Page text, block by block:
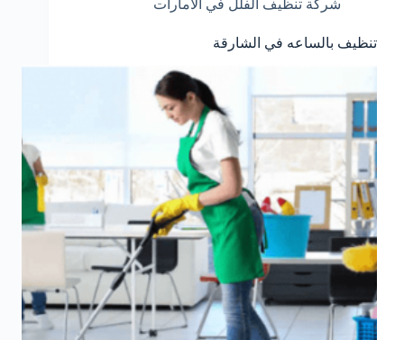
شركة تنظيف الفلل في الامارات
تنظيف بالساعه في الشارقة